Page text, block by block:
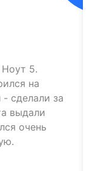
5.
на
сделали за
выдали
очень